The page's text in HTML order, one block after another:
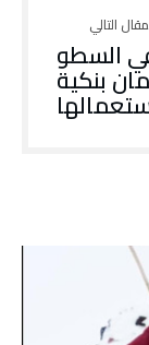
السطو
بنكية